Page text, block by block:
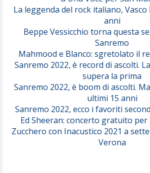
La leggenda del rock italiano, Vasco
anni
Beppe Vessicchio torna questa
Sanremo
Mahmood e Blanco: sgretolato il
Sanremo 2022, è record di ascolti.
supera la prima
Sanremo 2022, è boom di ascolti.
ultimi 15 anni
Sanremo 2022, ecco i favoriti
Ed Sheeran: concerto gratuito
Zucchero con Inacustico 2021 a
Verona